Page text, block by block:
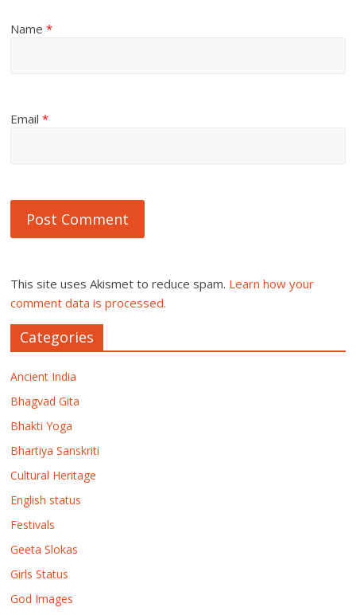
Name*
Email*
This site uses Akismet to reduce spam. Learn how your
comment data is processed.
Categories
Ancient India
Bhagvad Gita
Bhakti Yoga
Bhartiya Sanskriti
Cultural Heritage
English status
Festivals
Geeta Slokas
Girls Status
God Images